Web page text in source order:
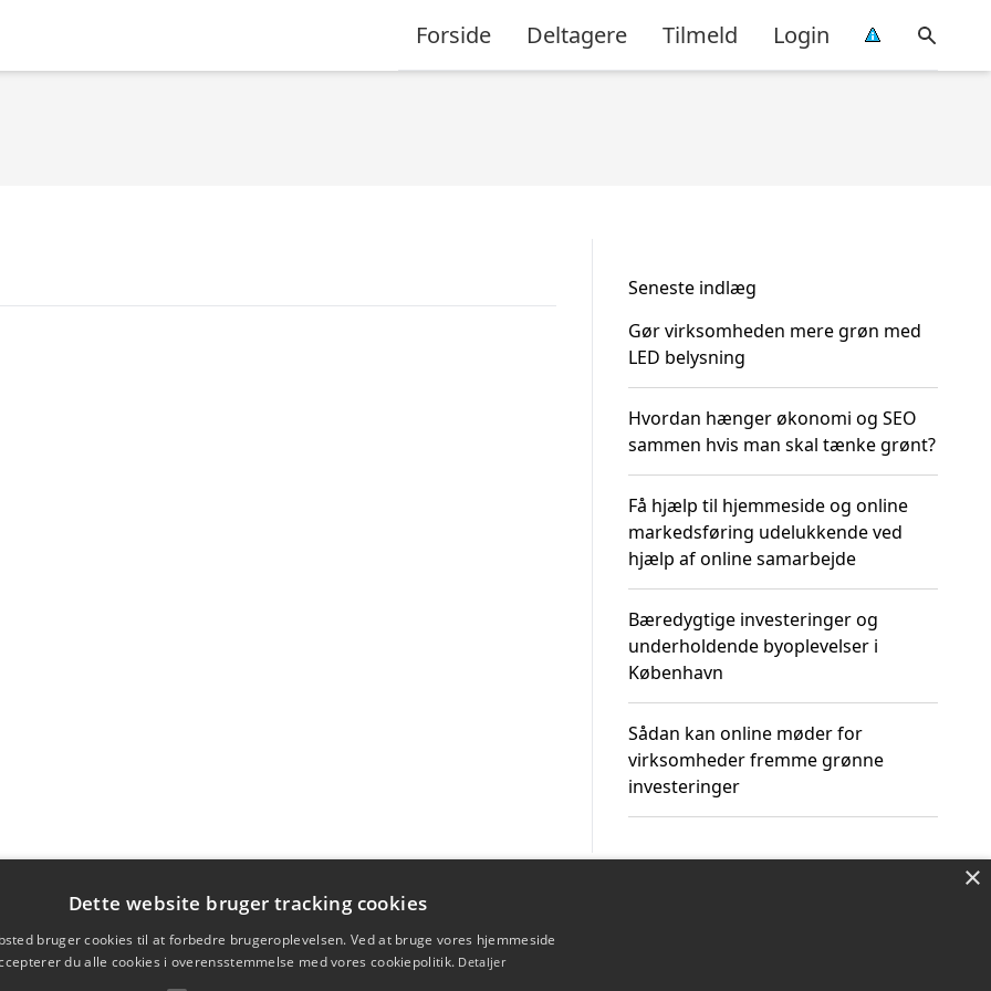
Forside Deltagere Tilmeld Login
Seneste indlæg
Gør virksomheden mere grøn med
LED belysning
Hvordan hænger økonomi og SEO
sammen hvis man skal tænke grønt?
Få hjælp til hjemmeside og online
markedsføring udelukkende ved
hjælp af online samarbejde
Bæredygtige investeringer og
underholdende byoplevelser i
København
Sådan kan online møder for
virksomheder fremme grønne
investeringer
×
Dette website bruger tracking cookies
bruger cookies til at forbedre brugeroplevelsen. Ved at bruge vores hjemmeside
du alle cookies i overensstemmelse med vores cookiepolitik. Detaljer